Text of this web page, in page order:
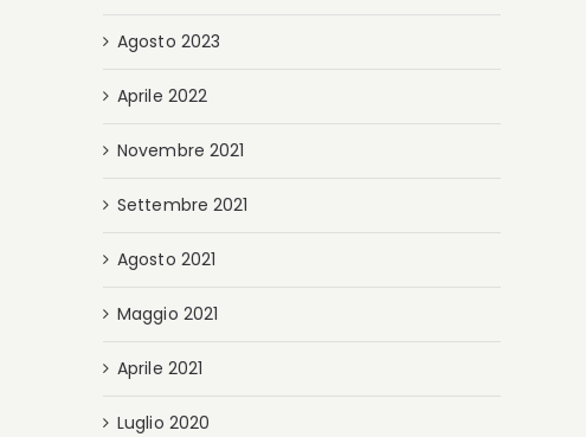
Agosto 2023
Aprile 2022
Novembre 2021
Settembre 2021
Agosto 2021
Maggio 2021
Aprile 2021
Luglio 2020